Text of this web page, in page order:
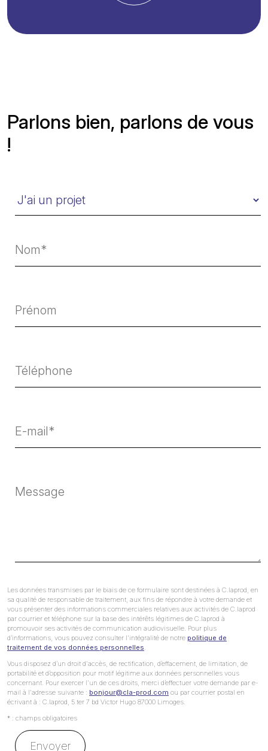
Parlons bien, parlons de vous
!
Les données transmises par le biais de ce formulaire sont destinées à C.laprod, en
sa qualité de responsable de traitement, aux fins de répondre à votre demande et
vous présenter des informations commerciales relatives aux activités de C.laprod
par courrier et téléphone sur la base des intérêts légitimes de C.laprod à
promouvoir ses activités de communication audiovisuelle. Pour plus
d’informations, vous pouvez consulter l'intégralité de notre politique de
traitement de vos données personnelles.
Vous disposez d’un droit d'accès, de rectification, d’effacement, de limitation, de
portabilité et d’opposition pour motif légitime aux données personnelles vous
concernant. Pour exercer l'un de ces droits, merci d’effectuer votre demande par e-
mail à l'adresse suivante : bonjour@cla-prod.com ou par courrier postal en
écrivant à : C.laprod, 5 ter 7 bd Victor Hugo 87000 Limoges.
* : champs obligatoires